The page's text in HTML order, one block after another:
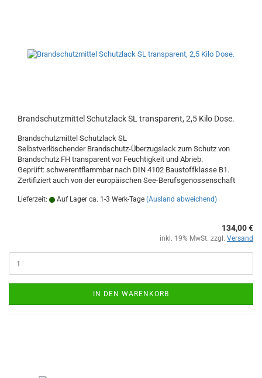
Brandschutzmittel Schutzlack SL transparent, 2,5 Kilo Dose.
Brandschutzmittel Schutzlack SL
Selbstverlöschender Brandschutz-Überzugslack zum Schutz von
Brandschutz FH transparent vor Feuchtigkeit und Abrieb.
Geprüft: schwerentflammbar nach DIN 4102 Baustoffklasse B1.
Zertifiziert auch von der europäischen See-Berufsgenossenschaft
Lieferzeit: Auf Lager ca. 1-3 Werk-Tage (Ausland abweichend)
134,00 €
inkl. 19% MwSt. zzgl. Versand
IN DEN WARENKORB